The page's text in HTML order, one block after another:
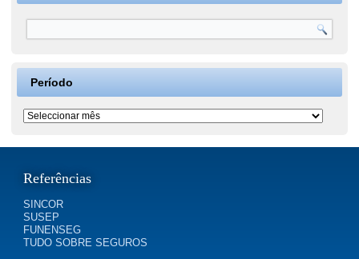
Período
Período
Referências
SINCOR
SUSEP
FUNENSEG
TUDO SOBRE SEGUROS